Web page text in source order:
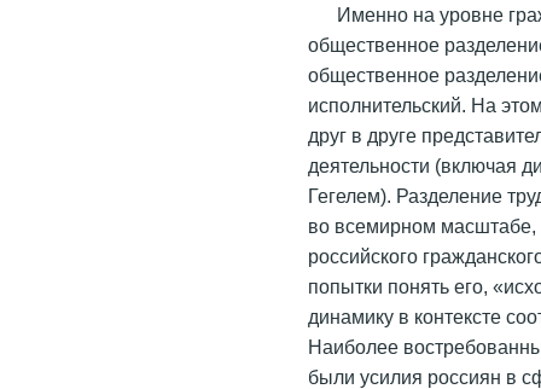
Именно на уровне
общественное
общественное
исполнительский. На
друг в друге
деятельности (включая
Гегелем). Разделение
во всемирном масштабе,
российского
попытки понять его,
динамику в контексте
Наиболее
были усилия россиян в